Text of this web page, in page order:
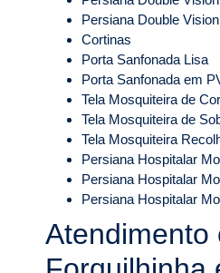
Persiana Double
Cortinas
Porta Sanfonada Lisa
Porta Sanfonada em
Tela Mosquiteira de
Tela Mosquiteira de
Tela Mosquiteira
Persiana Hospitalar
Persiana Hospitalar
Persiana Hospitalar
Atendimento